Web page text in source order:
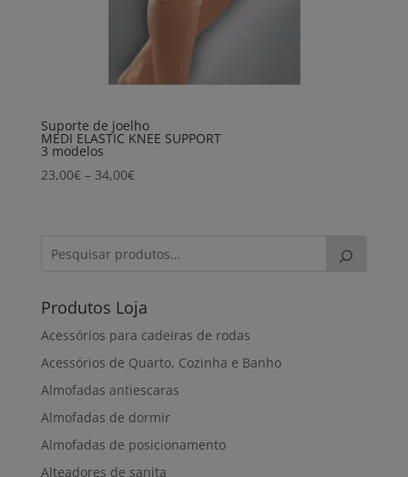
Suporte de joelho
MEDI ELASTIC KNEE SUPPORT
3 modelos
23,00€ – 34,00€Price
34,00€
Produtos Loja
Acessórios para cadeiras de rodas
Acessórios de Quarto, Cozinha e Banho
Almofadas antiescaras
Almofadas de dormir
Almofadas de posicionamento
Alteadores de sanita